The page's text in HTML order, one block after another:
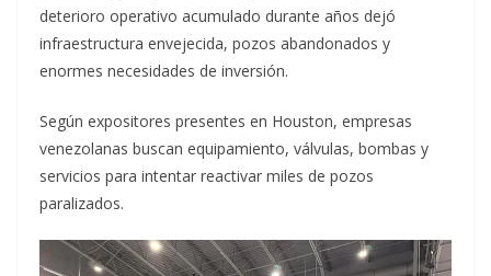
deterioro operativo acumulado durante años dejó
infraestructura envejecida, pozos abandonados y
enormes necesidades de inversión.
Según expositores presentes en Houston, empresas
venezolanas buscan equipamiento, válvulas, bombas y
servicios para intentar reactivar miles de pozos
paralizados.